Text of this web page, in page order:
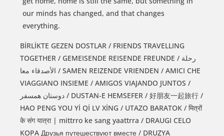
our minds has changed, and that changes
everything.
BİRLİKTE GEZEN DOSTLAR / FRIENDS TRAVELLING
TOGETHER / GEMEISENDE REISENDE FREUNDE / رحلة
الأصدقاء معا / SAMEN REIZENDE VRIENDEN / AMICI CHE
VIAGGIANO INSIEME / AMIGOS VIAJANDO JUNTOS /
دوستان همسفر / DUSTAN-E HEMSEFER / 好朋友一起旅行 /
HAO PENG YOU Yİ Qİ LV XİNG / UTAZO BARATOK / मित्रों
के संग यात्रा | mittrro ke sang yaattrra / DRAUGI CELO
KOPA Друзья путешествуют вместе / DRUZYA